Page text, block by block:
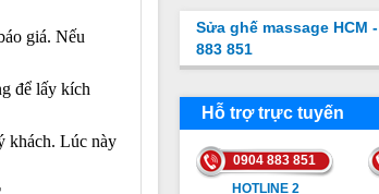
giá. Nếu
để lấy kích
khách. Lúc này
Sửa ghế massage HCM
883 851
Hỗ trợ trực tuyến
0904 883 851
HOTLINE 2
HOTLINE 2